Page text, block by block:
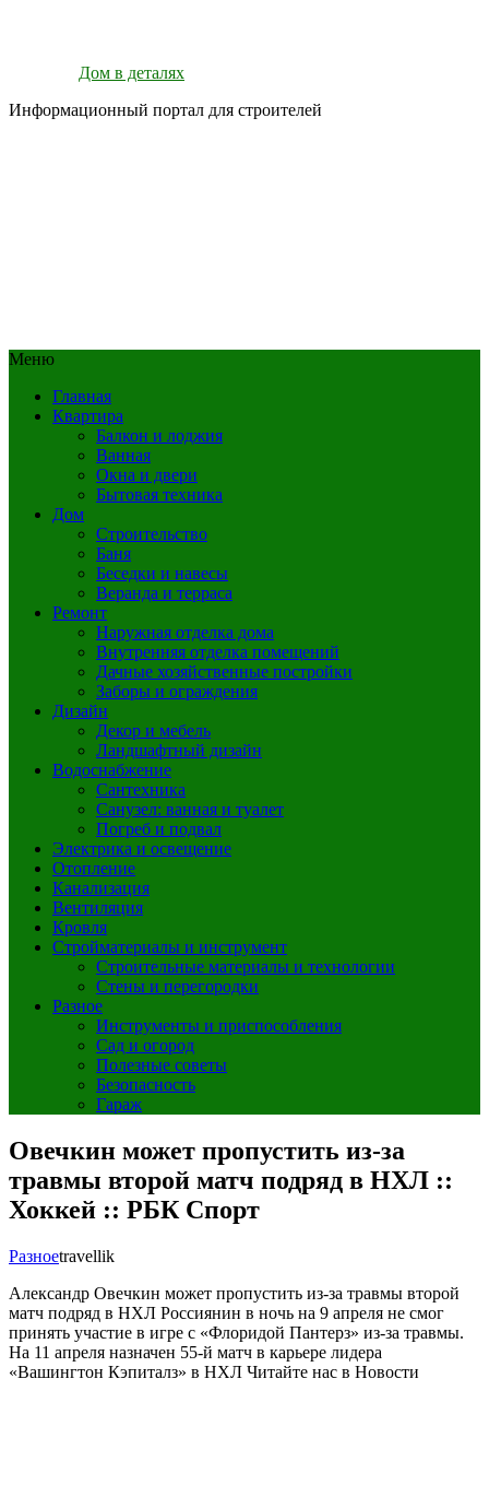
Дом в деталях
Информационный портал для строителей
Меню
Главная
Квартира
Балкон и лоджия
Ванная
Окна и двери
Бытовая техника
Дом
Строительство
Баня
Беседки и навесы
Веранда и терраса
Ремонт
Наружная отделка дома
Внутренняя отделка помещений
Дачные хозяйственные постройки
Заборы и ограждения
Дизайн
Декор и мебель
Ландшафтный дизайн
Водоснабжение
Сантехника
Санузел: ванная и туалет
Погреб и подвал
Электрика и освещение
Отопление
Канализация
Вентиляция
Кровля
Стройматериалы и инструмент
Строительные материалы и технологии
Стены и перегородки
Разное
Инструменты и приспособления
Сад и огород
Полезные советы
Безопасность
Гараж
Овечкин может пропустить из-за
травмы второй матч подряд в НХЛ ::
Хоккей :: РБК Спорт
Разноеtravellik
Александр Овечкин может пропустить из-за травмы второй
матч подряд в НХЛ Россиянин в ночь на 9 апреля не смог
принять участие в игре с «Флоридой Пантерз» из-за травмы.
На 11 апреля назначен 55-й матч в карьере лидера
«Вашингтон Кэпиталз» в НХЛ Читайте нас в Новости